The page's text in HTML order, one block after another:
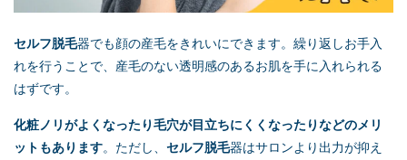
セルフ脱毛器でも顔の産毛をきれいにできます。繰り返しお手入
れを行うことで、産毛のない透明感のあるお肌を手に入れられる
はずです。
化粧ノリがよくなったり毛穴が目立ちにくくなったりなどのメリ
ットもあります。ただし、 セルフ脱毛器はサロンより出力が抑え